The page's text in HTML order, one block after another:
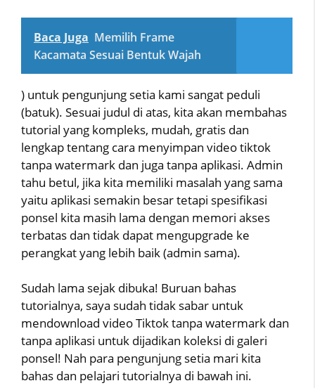
Baca Juga Memilih Frame
Kacamata Sesuai Bentuk Wajah
) untuk pengunjung setia kami sangat peduli
(batuk). Sesuai judul di atas, kita akan membahas
tutorial yang kompleks, mudah, gratis dan
lengkap tentang cara menyimpan video tiktok
tanpa watermark dan juga tanpa aplikasi. Admin
tahu betul, jika kita memiliki masalah yang sama
yaitu aplikasi semakin besar tetapi spesifikasi
ponsel kita masih lama dengan memori akses
terbatas dan tidak dapat mengupgrade ke
perangkat yang lebih baik (admin sama).
Sudah lama sejak dibuka! Buruan bahas
tutorialnya, saya sudah tidak sabar untuk
mendownload video Tiktok tanpa watermark dan
tanpa aplikasi untuk dijadikan koleksi di galeri
ponsel! Nah para pengunjung setia mari kita
bahas dan pelajari tutorialnya di bawah ini.